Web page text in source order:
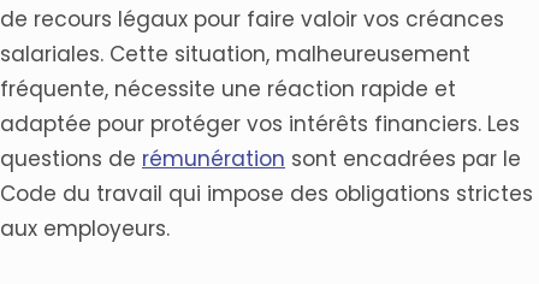
de recours légaux pour faire valoir vos créances
salariales. Cette situation, malheureusement
fréquente, nécessite une réaction rapide et
adaptée pour protéger vos intérêts financiers. Les
questions de rémunération sont encadrées par le
Code du travail qui impose des obligations strictes
aux employeurs.